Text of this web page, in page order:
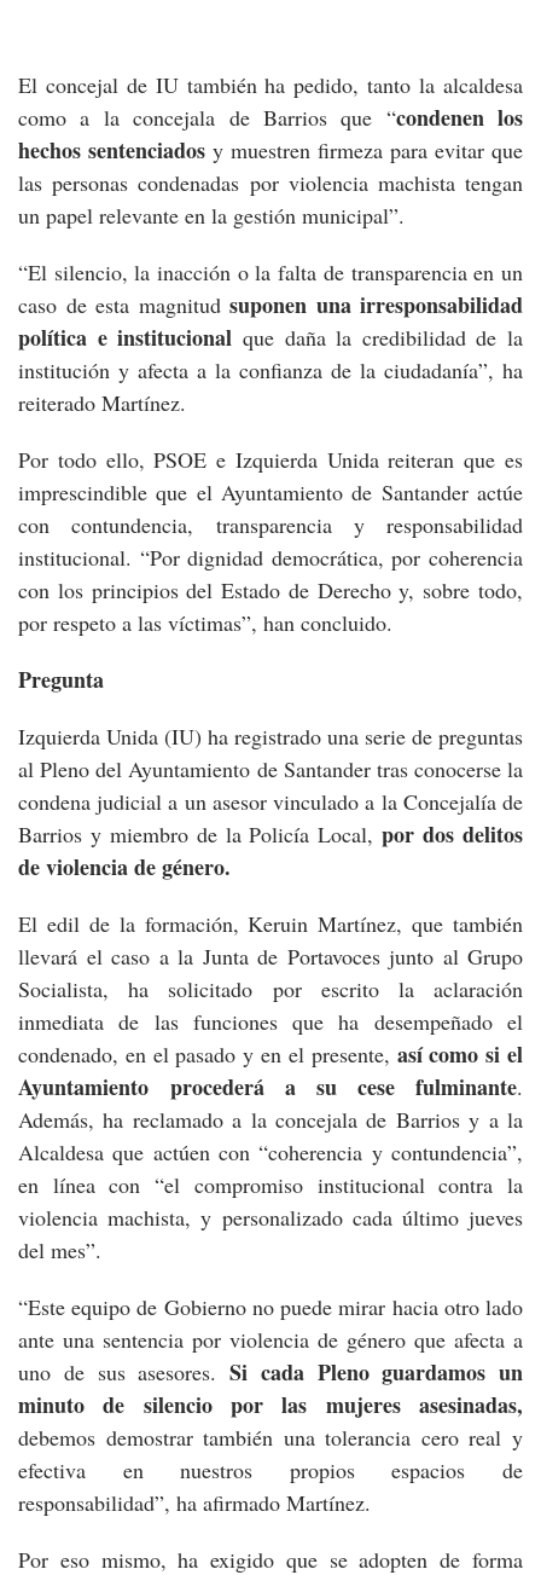
El concejal de IU también ha pedido, tanto la alcaldesa
como a la concejala de Barrios que “condenen los
hechos sentenciados y muestren firmeza para evitar que
las personas condenadas por violencia machista tengan
un papel relevante en la gestión municipal”.
“El silencio, la inacción o la falta de transparencia en un
caso de esta magnitud suponen una irresponsabilidad
política e institucional que daña la credibilidad de la
institución y afecta a la confianza de la ciudadanía”, ha
reiterado Martínez.
Por todo ello, PSOE e Izquierda Unida reiteran que es
imprescindible que el Ayuntamiento de Santander actúe
con contundencia, transparencia y responsabilidad
institucional. “Por dignidad democrática, por coherencia
con los principios del Estado de Derecho y, sobre todo,
por respeto a las víctimas”, han concluido.
Pregunta
Izquierda Unida (IU) ha registrado una serie de preguntas
al Pleno del Ayuntamiento de Santander tras conocerse la
condena judicial a un asesor vinculado a la Concejalía de
Barrios y miembro de la Policía Local,por dos delitos
de violencia de género.
El edil de la formación, Keruin Martínez, que también
llevará el caso a la Junta de Portavoces junto al Grupo
Socialista, ha solicitado por escrito la aclaración
inmediata de las funciones que ha desempeñado el
condenado, en el pasado y en el presente, así como si el
Ayuntamiento procederá a su cese fulminante.
Además, ha reclamado a la concejala de Barrios y a la
Alcaldesa que actúen con “coherencia y contundencia”,
en línea con “el compromiso institucional contra la
violencia machista, y personalizado cada último jueves
del mes”.
“Este equipo de Gobierno no puede mirar hacia otro lado
ante una sentencia por violencia de género que afecta a
uno de sus asesores. Si cada Pleno guardamos un
minuto de silencio por las mujeres asesinadas,
debemos demostrar también una tolerancia cero real y
efectiva en nuestros propios espacios de
responsabilidad”, ha afirmado Martínez.
Por eso mismo, ha exigido que se adopten de forma